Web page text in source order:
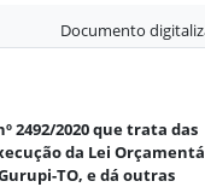
Documento
2492/2020 que trata das
da Lei
TO, e dá outras